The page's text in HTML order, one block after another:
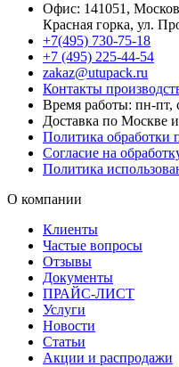
Офис: 141051,
Красная горка, ул.
+7(495) 730-75-18
+7 (495) 225-44-54
zakaz@utupack.ru
Контакты
Время работы: пн-пт,
Доставка по Москве
Политика обработки
Согласие на
Политика
О компании
Клиенты
Частые вопросы
Отзывы
Документы
ПРАЙС-ЛИСТ
Услуги
Новости
Статьи
Акции и распродажи